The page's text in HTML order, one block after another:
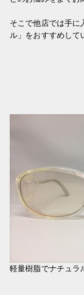
そこで他店では手に
ル」をおすすめして
軽量樹脂でナチュラ